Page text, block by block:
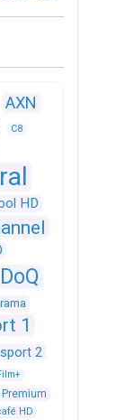
AXN
C8
HD
DoQ
1
2
Premium
HD